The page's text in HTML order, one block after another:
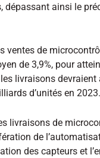
dépassant ainsi le
ventes de
de 3,9%, pour
livraisons
d’unités en 2023.
livraisons de
de
des capteurs et